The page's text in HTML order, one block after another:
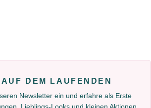
DEM LAUFENDEN
Newsletter ein und erfahre als Erste